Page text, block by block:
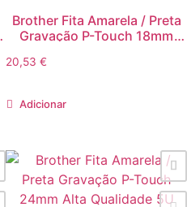
Brother Fita Amarela / Preta
Gravação P-Touch 18mm
20,53 €
Adicionar